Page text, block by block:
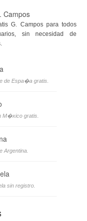
Campos
G. Campos para todos
sin necesidad de
de Espa�a gratis.
M�xico gratis.
Argentina.
sin registro.